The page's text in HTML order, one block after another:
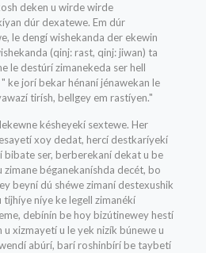
deken u wirde wirde
dúr dexatewe. Em dúr
le dengí wishekanda der ekewin
(qinj: rast, qinj: jiwan) ta
le destúrí zimanekeda ser hell
ke jorí bekar hénaní jénawekan le
tirísh, bellgey em rastíyen."
késheyekí sextewe. Her
xoy dedat, hercí destkaríyekí
bibate ser, berberekaní dekat u be
zimane béganekaníshda decét, bo
beyní dú shéwe zimaní destexushik
níye ke legell zimanékí
debínín be hoy bizútinewey hestí
xizmayetí u le yek nizík búnewe u
abúrí, barí roshinbírí be taybetí